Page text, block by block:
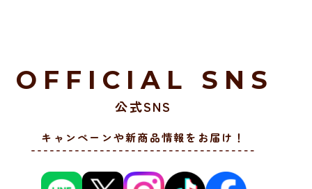
OFFICIAL SNS
公式SNS
キャンペーンや新商品情報をお届け！